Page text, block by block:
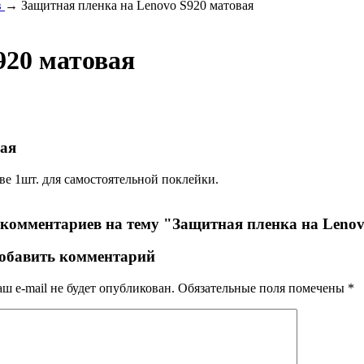
→ Защитная пленка на Lenovo S920 матовая
матовая
1шт. для самостоятельной поклейки.
на тему "Защитная пленка на
комментарий
e-mail не будет опубликован. Обязательные поля помечены *